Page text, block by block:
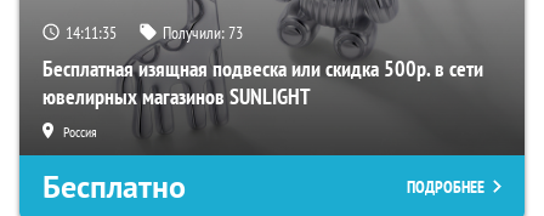
14:11:34 Получили:73
Бесплатная изящная подвеска или скидка 500р. в сети
ювелирных магазинов SUNLIGHT
Россия
Бесплатно ПОДРОБНЕЕ